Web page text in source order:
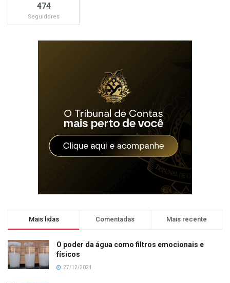
474
Seguidores
Mais lidas Comentadas Mais recente
O poder da água como filtros emocionais e
físicos
27/12/2021